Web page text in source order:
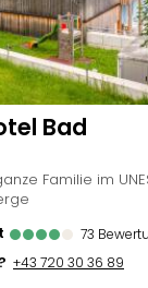
Auf
Bad
Familie im
73
+43 720 30 36 89